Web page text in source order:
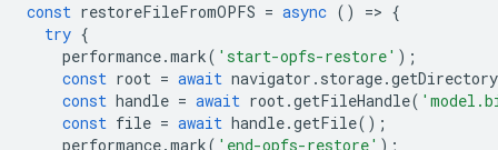
const restoreFileFromOPFS = async () => {
try {
performance.mark( 'start-opfs-restore' );
const root = await navigator . storage.getDirectory
const handle = await root.getFileHandle(
const file = await handle.getFile();
performance.mark( 'end-opfs-restore' );